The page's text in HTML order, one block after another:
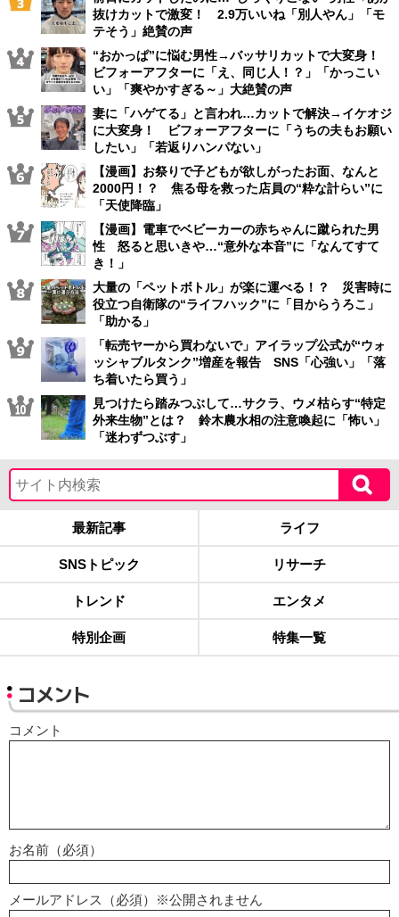
抜けカットで激変！ 2.9万いいね「別人やん」「モ
テそう」絶賛の声
“おかっぱ”に悩む男性→バッサリカットで大変身！
ビフォーアフターに「え、同じ人！？」「かっこい
い」「爽やかすぎる～」大絶賛の声
妻に「ハゲてる」と言われ…カットで解決→イケオジ
に大変身！ ビフォーアフターに「うちの夫もお願い
したい」「若返りハンパない」
【漫画】お祭りで子どもが欲しがったお面、なんと
2000円！？ 焦る母を救った店員の“粋な計らい”に
「天使降臨」
【漫画】電車でベビーカーの赤ちゃんに蹴られた男
性 怒ると思いきや…“意外な本音”に「なんてすて
き！」
大量の「ペットボトル」が楽に運べる！？ 災害時に
役立つ自衛隊の“ライフハック”に「目からうろこ」
「助かる」
「転売ヤーから買わないで」アイラップ公式が“ウォ
ッシャブルタンク”増産を報告 SNS「心強い」「落
ち着いたら買う」
見つけたら踏みつぶして…サクラ、ウメ枯らす“特定
外来生物”とは？ 鈴木農水相の注意喚起に「怖い」
「迷わずつぶす」
最新記事 ライフ
SNSトピック リサーチ
トレンド エンタメ
特別企画 特集一覧
コメント
コメント
お名前（必須）
メールアドレス（必須）※公開されません